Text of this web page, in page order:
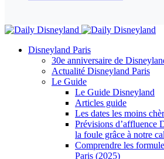
Disneyland Paris
30e anniversaire de
Actualité Disneyland Paris
Le Guide
Le Guide Disneyland
Articles guide
Les dates les moins
Prévisions d’affluence
la foule grâce à notre
Comprendre les
Paris (2025)